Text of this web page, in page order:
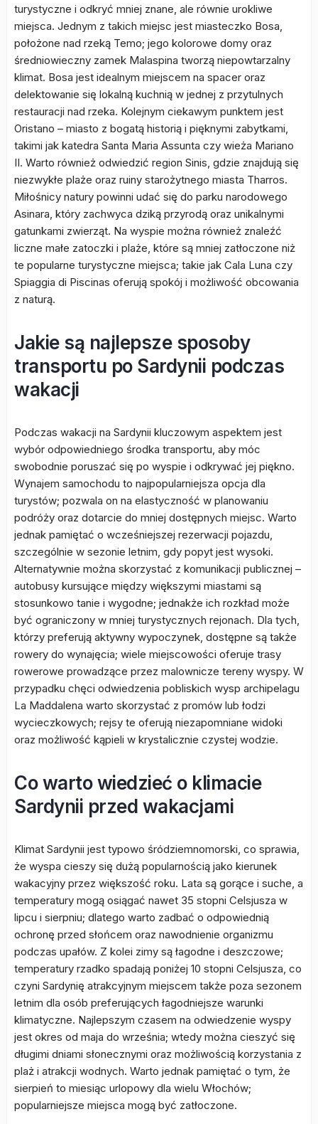
turystyczne i odkryć mniej znane, ale równie urokliwe
miejsca. Jednym z takich miejsc jest miasteczko Bosa,
położone nad rzeką Temo; jego kolorowe domy oraz
średniowieczny zamek Malaspina tworzą niepowtarzalny
klimat. Bosa jest idealnym miejscem na spacer oraz
delektowanie się lokalną kuchnią w jednej z przytulnych
restauracji nad rzeka. Kolejnym ciekawym punktem jest
Oristano – miasto z bogatą historią i pięknymi zabytkami,
takimi jak katedra Santa Maria Assunta czy wieża Mariano
II. Warto również odwiedzić region Sinis, gdzie znajdują się
niezwykłe plaże oraz ruiny starożytnego miasta Tharros.
Miłośnicy natury powinni udać się do parku narodowego
Asinara, który zachwyca dziką przyrodą oraz unikalnymi
gatunkami zwierząt. Na wyspie można również znaleźć
liczne małe zatoczki i plaże, które są mniej zatłoczone niż
te popularne turystyczne miejsca; takie jak Cala Luna czy
Spiaggia di Piscinas oferują spokój i możliwość obcowania
z naturą.
Jakie są najlepsze sposoby
transportu po Sardynii podczas
wakacji
Podczas wakacji na Sardynii kluczowym aspektem jest
wybór odpowiedniego środka transportu, aby móc
swobodnie poruszać się po wyspie i odkrywać jej piękno.
Wynajem samochodu to najpopularniejsza opcja dla
turystów; pozwala on na elastyczność w planowaniu
podróży oraz dotarcie do mniej dostępnych miejsc. Warto
jednak pamiętać o wcześniejszej rezerwacji pojazdu,
szczególnie w sezonie letnim, gdy popyt jest wysoki.
Alternatywnie można skorzystać z komunikacji publicznej –
autobusy kursujące między większymi miastami są
stosunkowo tanie i wygodne; jednakże ich rozkład może
być ograniczony w mniej turystycznych rejonach. Dla tych,
którzy preferują aktywny wypoczynek, dostępne są także
rowery do wynajęcia; wiele miejscowości oferuje trasy
rowerowe prowadzące przez malownicze tereny wyspy. W
przypadku chęci odwiedzenia pobliskich wysp archipelagu
La Maddalena warto skorzystać z promów lub łodzi
wycieczkowych; rejsy te oferują niezapomniane widoki
oraz możliwość kąpieli w krystalicznie czystej wodzie.
Co warto wiedzieć o klimacie
Sardynii przed wakacjami
Klimat Sardynii jest typowo śródziemnomorski, co sprawia,
że wyspa cieszy się dużą popularnością jako kierunek
wakacyjny przez większość roku. Lata są gorące i suche, a
temperatury mogą osiągać nawet 35 stopni Celsjusza w
lipcu i sierpniu; dlatego warto zadbać o odpowiednią
ochronę przed słońcem oraz nawodnienie organizmu
podczas upałów. Z kolei zimy są łagodne i deszczowe;
temperatury rzadko spadają poniżej 10 stopni Celsjusza, co
czyni Sardynię atrakcyjnym miejscem także poza sezonem
letnim dla osób preferujących łagodniejsze warunki
klimatyczne. Najlepszym czasem na odwiedzenie wyspy
jest okres od maja do września; wtedy można cieszyć się
długimi dniami słonecznymi oraz możliwością korzystania z
plaż i atrakcji wodnych. Warto jednak pamiętać o tym, że
sierpień to miesiąc urlopowy dla wielu Włochów;
popularniejsze miejsca mogą być zatłoczone.